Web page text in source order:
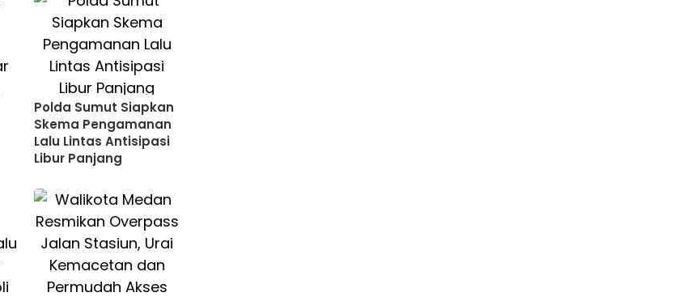
Polda Sumut Siapkan
Skema Pengamanan
Lalu Lintas Antisipasi
Libur Panjang